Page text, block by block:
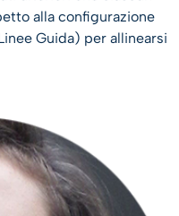
alla configurazione
Guida) per allinearsi